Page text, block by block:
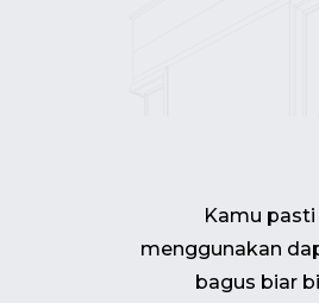
Kamu
menggunakan
bagus biar